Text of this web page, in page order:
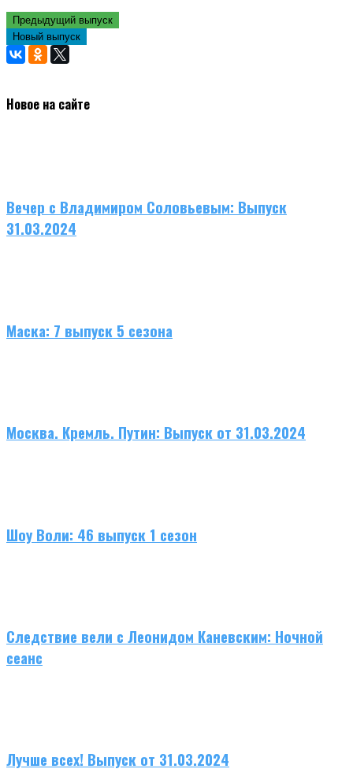
Предыдущий выпуск
Новый выпуск
Новое на сайте
Вечер с Владимиром Соловьевым: Выпуск
31.03.2024
Маска: 7 выпуск 5 сезона
Москва. Кремль. Путин: Выпуск от 31.03.2024
Шоу Воли: 46 выпуск 1 сезон
Следствие вели с Леонидом Каневским: Ночной
сеанс
Лучше всех! Выпуск от 31.03.2024